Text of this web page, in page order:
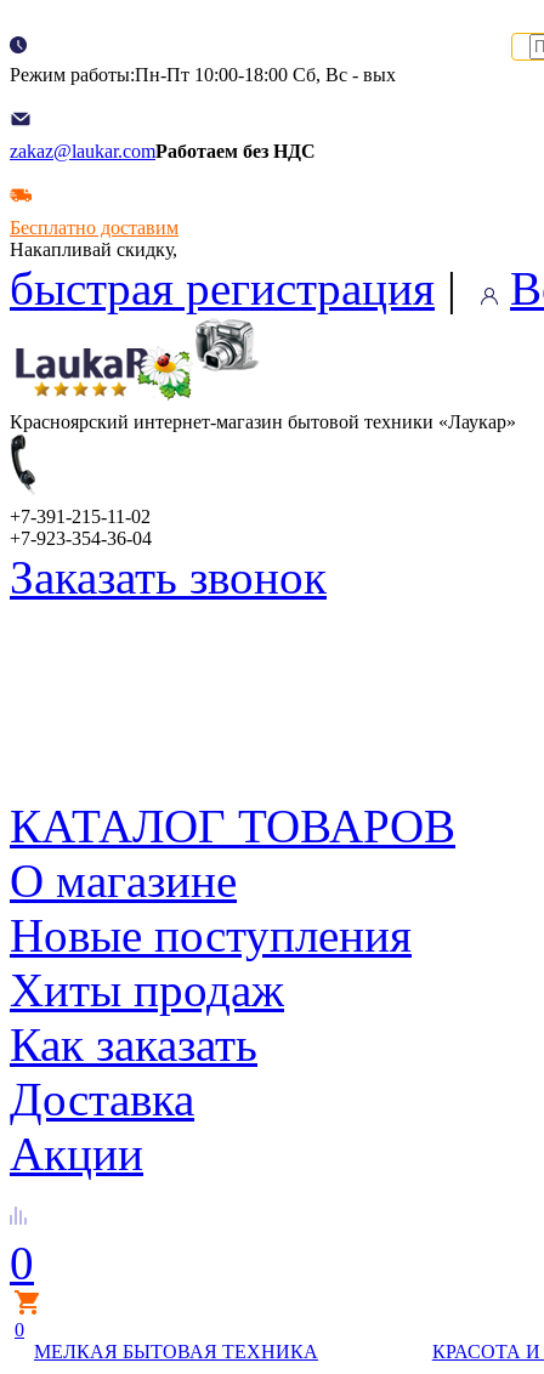
Режим работы:Пн-Пт 10:00-18:00 Сб, Вс - вых
zakaz@laukar.comРаботаем без НДС
Бесплатно доставим
Накапливай скидку,
быстрая регистрация |
Красноярский интернет-магазин бытовой техники «Лаукар»
+7-391-215-11-02
+7-923-354-36-04
Заказать звонок
КАТАЛОГ ТОВАРОВ
О магазине
Новые поступления
Хиты продаж
Как заказать
Доставка
Акции
0
0
МЕЛКАЯ БЫТОВАЯ ТЕХНИКА
КРАСОТА И